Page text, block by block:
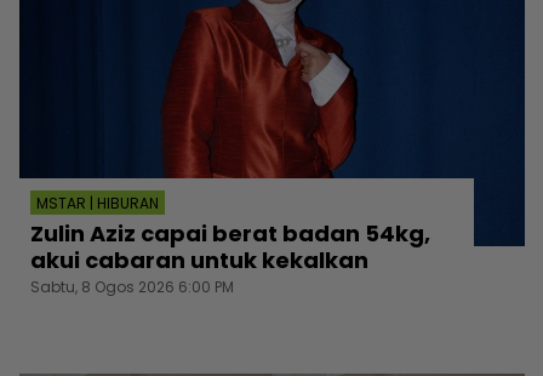
MSTAR | HIBURAN
Zulin Aziz capai berat badan 54kg,
akui cabaran untuk kekalkan
Sabtu, 8 Ogos 2026 6:00 PM